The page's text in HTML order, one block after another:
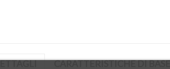
CARATTERISTICHE DI BASE